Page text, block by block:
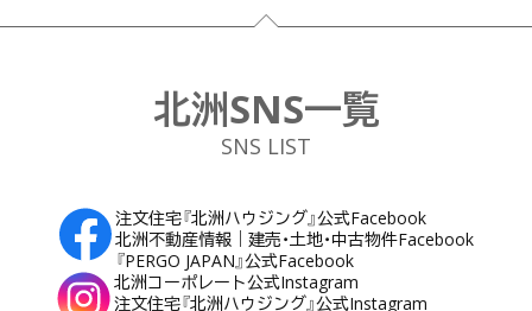
フッター
北洲SNS一覧
SNS LIST
注文住宅『北洲ハウジング』公式Facebook
北洲不動産情報｜建売・土地・中古物件Facebook
『PERGO JAPAN』公式Facebook
北洲コーポレート公式Instagram
注文住宅『北洲ハウジング』公式Instagram